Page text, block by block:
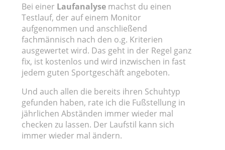
Bei einer Laufanalyse machst du einen
Testlauf, der auf einem Monitor
aufgenommen und anschließend
fachmännisch nach den o.g. Kriterien
ausgewertet wird. Das geht in der Regel ganz
fix, ist kostenlos und wird inzwischen in fast
jedem guten Sportgeschäft angeboten.
Und auch allen die bereits ihren Schuhtyp
gefunden haben, rate ich die Fußstellung in
jährlichen Abständen immer wieder mal
checken zu lassen. Der Laufstil kann sich
immer wieder mal ändern.